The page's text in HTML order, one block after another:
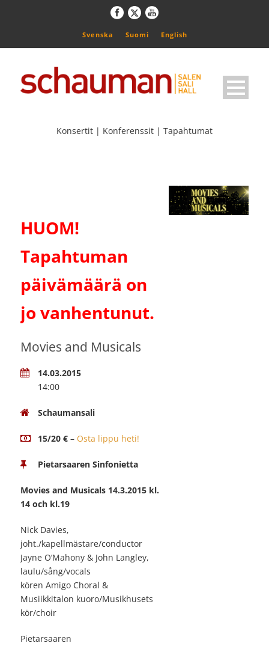
Svenska Suomi English
Konsertit | Konferenssit | Tapahtumat
HUOM!
Tapahtuman
päivämäärä on
jo vanhentunut.
Movies and Musicals
14.03.2015
14:00
Schaumansali
15/20 € – Osta lippu heti!
Pietarsaaren Sinfonietta
Movies and Musicals 14.3.2015 kl.
14 och kl.19
Nick Davies,
joht./kapellmästare/conductor
Jayne O’Mahony & John Langley,
laulu/sång/vocals
kören Amigo Choral &
Musiikkitalon kuoro/Musikhusets
kör/choir
Pietarsaaren